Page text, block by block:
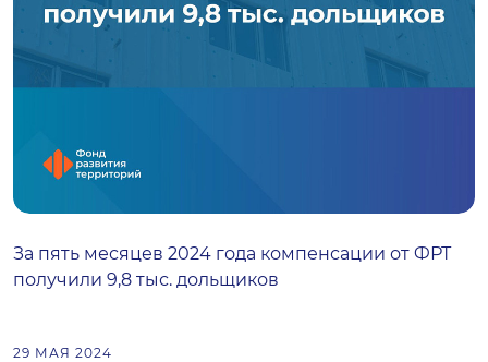
За пять месяцев 2024 года компенсации от ФРТ
получили 9,8 тыс. дольщиков
29 МАЯ 2024